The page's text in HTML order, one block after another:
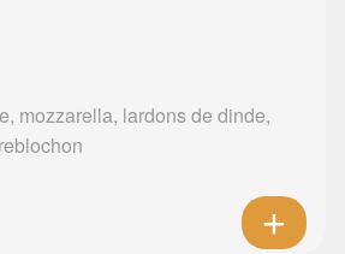
mozzarella, lardons de dinde,